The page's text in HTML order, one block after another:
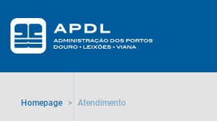
Homepage > Atendimento